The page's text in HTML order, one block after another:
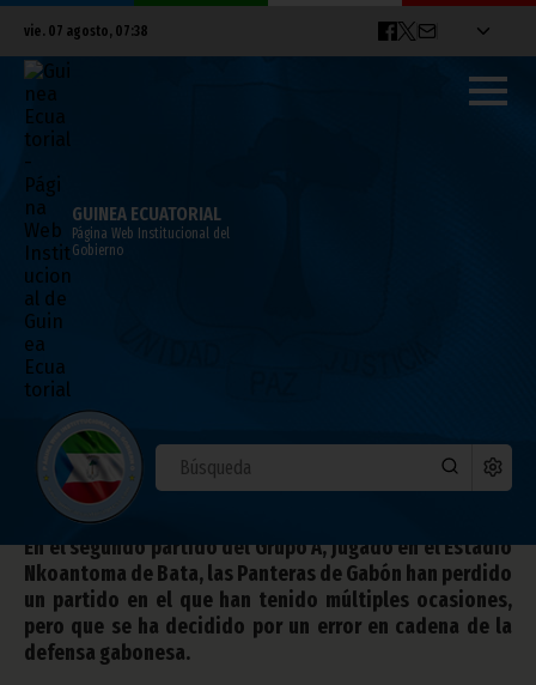
vie. 07 agosto, 07:38
GUINEA ECUATORIAL
Página Web Institucional del
Gobierno
CAN 2015: Gabón pierde 1-0 frente a
Congo Brazzaville
enero 22, 2015
Noticias Deportes
En el segundo partido del Grupo A, jugado en el Estadio
Nkoantoma de Bata, las Panteras de Gabón han perdido
un partido en el que han tenido múltiples ocasiones,
pero que se ha decidido por un error en cadena de la
defensa gabonesa.